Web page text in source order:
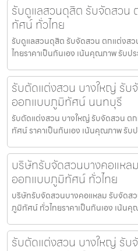
รับดูแลสวนดุสิต รับจัดสวน
ทัศน์ ทั่วไทย
รับดูแลสวนดุสิต รับจัดสวน ตกแต่งส
ไทยราคาเป็นกันเอง เน้นคุณภาพ รับป
รับตัดแต่งสวน บางใหญ่ รับ
ออกแบบภูมิทัศน์ นนทบุรี
รับตัดแต่งสวน บางใหญ่ รับจัดสวน
ทัศน์ ราคาเป็นกันเอง เน้นคุณภาพ รับ
บริษัทรับจัดสวนบางคอแห
ออกแบบภูมิทัศน์ ทั่วไทย
บริษัทรับจัดสวนบางคอแหลม รับจัด
ภูมิทัศน์ ทั่วไทยราคาเป็นกันเอง เน้น
รับตัดแต่งสวน บางใหญ่ รับ